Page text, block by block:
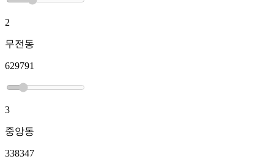
2
무전동
629791
3
중앙동
338347